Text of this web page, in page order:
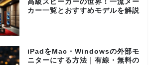
高級スピーカーの世界！一流メー
カー一覧とおすすめモデルを解説
iPadをMac・Windowsの外部モ
ニターにする方法｜有線・無料の